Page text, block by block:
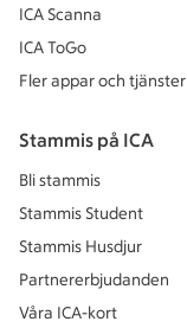
ICA Scanna
ICA ToGo
Fler appar och tjänster
Stammis på ICA
Bli stammis
Stammis Student
Stammis Husdjur
Partnererbjudanden
Våra ICA-kort